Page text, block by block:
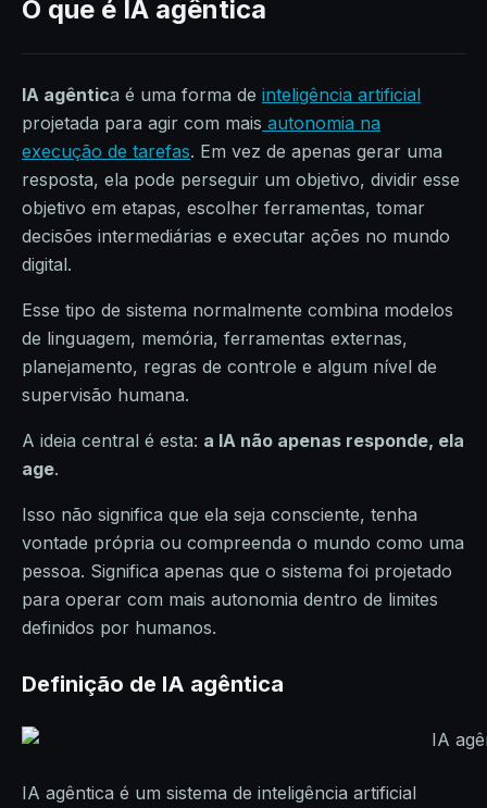
O que é IA agêntica
IA agêntica é uma forma de inteligência artificial
projetada para agir com mais autonomia na
execução de tarefas. Em vez de apenas gerar uma
resposta, ela pode perseguir um objetivo, dividir esse
objetivo em etapas, escolher ferramentas, tomar
decisões intermediárias e executar ações no mundo
digital.
Esse tipo de sistema normalmente combina modelos
de linguagem, memória, ferramentas externas,
planejamento, regras de controle e algum nível de
supervisão humana.
A ideia central é esta: a IA não apenas responde, ela
age.
Isso não significa que ela seja consciente, tenha
vontade própria ou compreenda o mundo como uma
pessoa. Significa apenas que o sistema foi projetado
para operar com mais autonomia dentro de limites
definidos por humanos.
Definição de IA agêntica
IA agêntica é um sistema de inteligência artificial